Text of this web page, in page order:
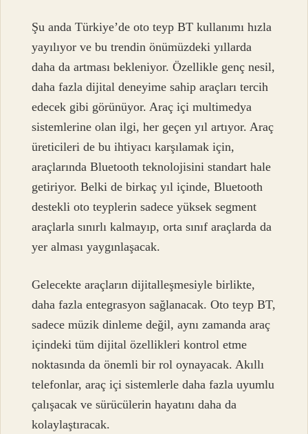
Şu anda Türkiye’de oto teyp BT kullanımı hızla
yayılıyor ve bu trendin önümüzdeki yıllarda
daha da artması bekleniyor. Özellikle genç nesil,
daha fazla dijital deneyime sahip araçları tercih
edecek gibi görünüyor. Araç içi multimedya
sistemlerine olan ilgi, her geçen yıl artıyor. Araç
üreticileri de bu ihtiyacı karşılamak için,
araçlarında Bluetooth teknolojisini standart hale
getiriyor. Belki de birkaç yıl içinde, Bluetooth
destekli oto teyplerin sadece yüksek segment
araçlarla sınırlı kalmayıp, orta sınıf araçlarda da
yer alması yaygınlaşacak.
Gelecekte araçların dijitalleşmesiyle birlikte,
daha fazla entegrasyon sağlanacak. Oto teyp BT,
sadece müzik dinleme değil, aynı zamanda araç
içindeki tüm dijital özellikleri kontrol etme
noktasında da önemli bir rol oynayacak. Akıllı
telefonlar, araç içi sistemlerle daha fazla uyumlu
çalışacak ve sürücülerin hayatını daha da
kolaylaştıracak.